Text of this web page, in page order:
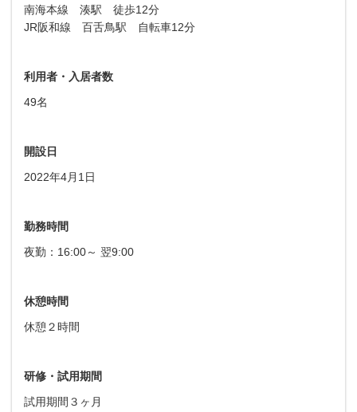
南海本線 湊駅 徒歩12分
JR阪和線 百舌鳥駅 自転車12分
利用者・入居者数
49名
開設日
2022年4月1日
勤務時間
夜勤：16:00～ 翌9:00
休憩時間
休憩２時間
研修・試用期間
試用期間３ヶ月